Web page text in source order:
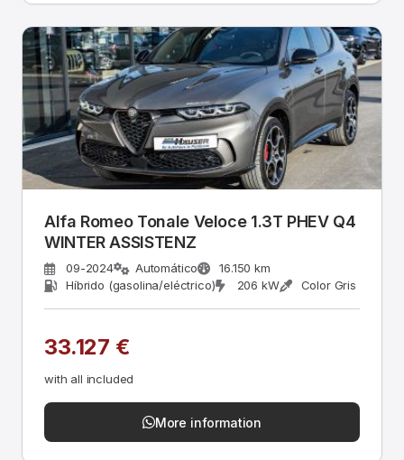
Alfa Romeo Tonale Veloce 1.3T PHEV Q4
WINTER ASSISTENZ
09-2024 Automático
16.150 km
Híbrido (gasolina/eléctrico)
206 kW Color Gris
33.127 €
with all included
More information